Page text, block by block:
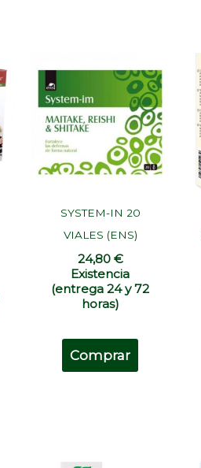
SYSTEM-IN 20
VIALES (ENS)
24,80 €
Existencia
(entrega 24 y 72
horas)
Comprar